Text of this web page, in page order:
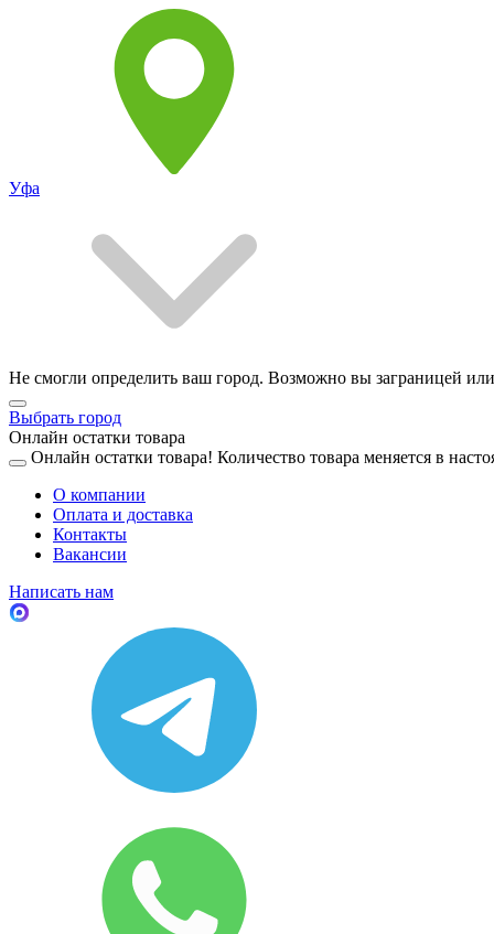
Уфа
Не смогли определить ваш город. Возможно вы заграницей или
Выбрать город
Онлайн остатки товара
Онлайн остатки товара! Количество товара меняется в
О компании
Оплата и доставка
Контакты
Вакансии
Написать нам